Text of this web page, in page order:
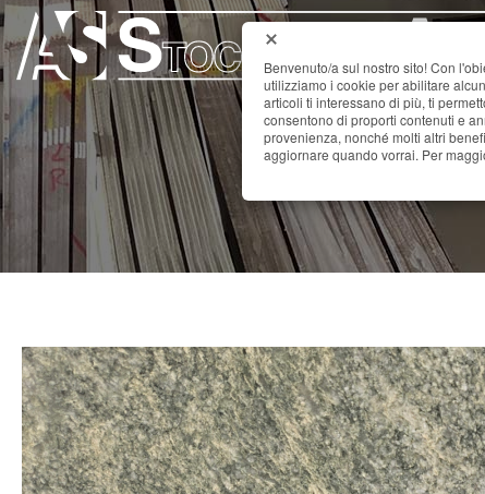
Benvenuto/a sul nostro sito! Con
utilizziamo i cookie per abilitare
articoli ti interessano di più, ti
consentono di proporti contenuti e
provenienza, nonché molti altri
aggiornare quando vorrai. Per